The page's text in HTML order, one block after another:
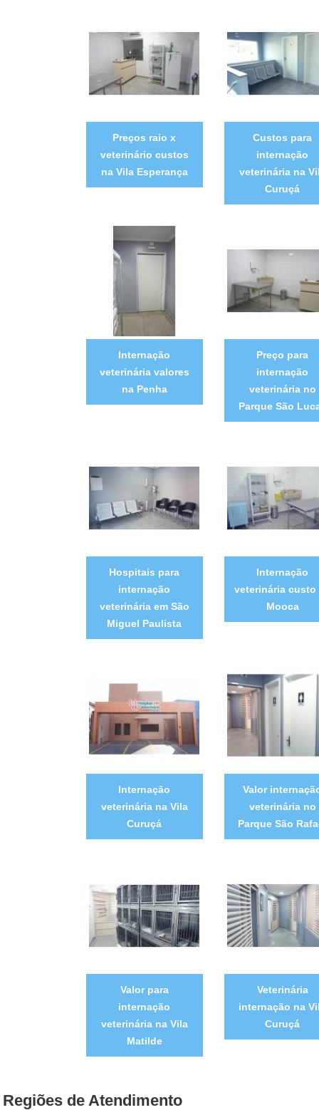
Preços raio x
veterinário custos
na Vila Esperança
Custos para
internação
veterinária na
Curuçá
Internação
veterinária valores
na Penha
Preço para
internação
veterinária no
Parque São
Hospitais para
internação
veterinária em São
Miguel Paulista
Internação
veterinária custo
Mooca
Internação
veterinária na Vila
Curuçá
Valor
veterinária no
Parque São
Valor para
internação
veterinária na Vila
Matilde
Veterinária
internação na
Curuçá
Regiões de Atendimento